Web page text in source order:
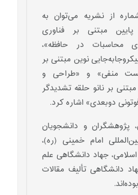
از نشریه می‌توان به
مبتنی بر فناوری
محاسبات در حافظه»،
نوین مبتنی بر
منفی» و «طراحی و
بر نانو حلقه تشدیدگر
دوبعدی» اشاره کرد.
و دانشجویان
امام خمینی (ره)،
جهاد دانشگاهی علم
دانشگاهی تألیف مقالات